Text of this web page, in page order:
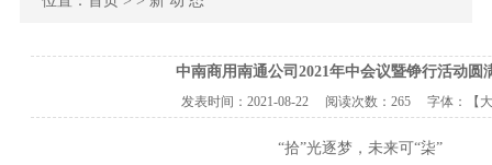
中南商用南通公司2021年中会议暨铮行活动圆
发表时间： 2021-08-22阅读次数： 265 字体：【大
“拾”光逐梦，未来可“柒”